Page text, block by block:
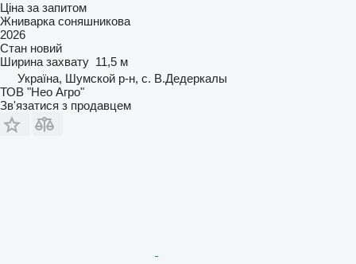
Ціна за запитом
Жниварка соняшникова
2026
Стан новий
Ширина захвату 11,5 м
Україна, Шумской р-н, с. В.Дедеркалы
ТОВ "Нео Агро"
Зв'язатися з продавцем